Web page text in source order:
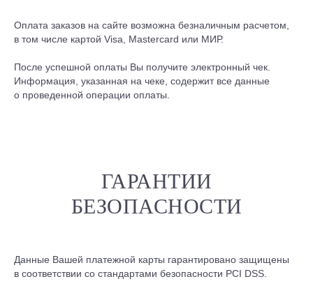
Оплата заказов на сайте возможна безналичным расчетом,
в том числе картой Visa, Mastercard или МИР.
После успешной оплаты Вы получите электронный чек.
Информация, указанная на чеке, содержит все данные
о проведенной операции оплаты.
ГАРАНТИИ
БЕЗОПАСНОСТИ
Данные Вашей платежной карты гарантировано защищены
в соответствии со стандартами безопасности PCI DSS.